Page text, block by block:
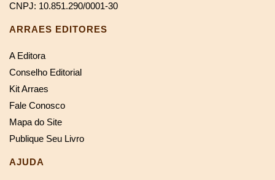
CNPJ: 10.851.290/0001-30
ARRAES EDITORES
A Editora
Conselho Editorial
Kit Arraes
Fale Conosco
Mapa do Site
Publique Seu Livro
AJUDA